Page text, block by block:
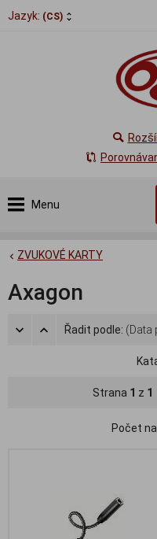
Jazyk: (CS)
Menu
ZVUKOVÉ KARTY
Axagon
Řadit podle: (Data
Strana 1 z 1
Počet